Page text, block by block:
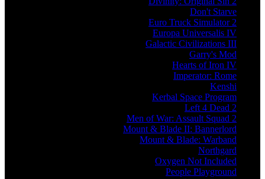
Don't Starve
Euro Truck Simulator 2
Europa Universalis IV
Galactic Civilizations III
Garry's Mod
Hearts of Iron IV
Imperator: Rome
Kenshi
Kerbal Space Program
Left 4 Dead 2
Men of War: Assault Squad 2
Mount & Blade II: Bannerlord
Mount & Blade: Warband
Northgard
Oxygen Not Included
People Playground